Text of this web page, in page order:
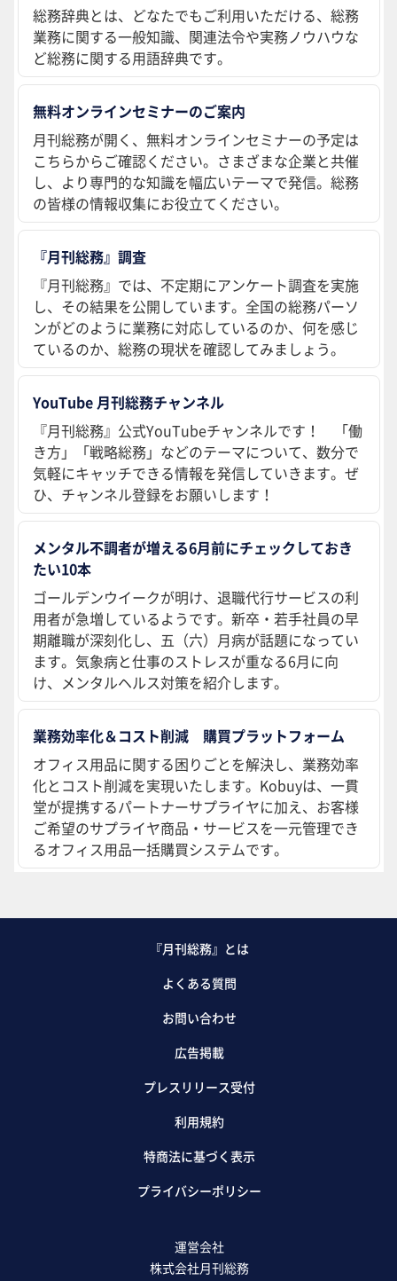
総務辞典とは、どなたでもご利用いただける、総務
業務に関する一般知識、関連法令や実務ノウハウな
ど総務に関する用語辞典です。
無料オンラインセミナーのご案内
月刊総務が開く、無料オンラインセミナーの予定は
こちらからご確認ください。さまざまな企業と共催
し、より専門的な知識を幅広いテーマで発信。総務
の皆様の情報収集にお役立てください。
『月刊総務』調査
『月刊総務』では、不定期にアンケート調査を実施
し、その結果を公開しています。全国の総務パーソ
ンがどのように業務に対応しているのか、何を感じ
ているのか、総務の現状を確認してみましょう。
YouTube 月刊総務チャンネル
『月刊総務』公式YouTubeチャンネルです！ 「働
き方」「戦略総務」などのテーマについて、数分で
気軽にキャッチできる情報を発信していきます。ぜ
ひ、チャンネル登録をお願いします！
メンタル不調者が増える6月前にチェックしておき
たい10本
ゴールデンウイークが明け、退職代行サービスの利
用者が急増しているようです。新卒・若手社員の早
期離職が深刻化し、五（六）月病が話題になってい
ます。気象病と仕事のストレスが重なる6月に向
け、メンタルヘルス対策を紹介します。
業務効率化＆コスト削減 購買プラットフォーム
オフィス用品に関する困りごとを解決し、業務効率
化とコスト削減を実現いたします。Kobuyは、一貫
堂が提携するパートナーサプライヤに加え、お客様
ご希望のサプライヤ商品・サービスを一元管理でき
るオフィス用品一括購買システムです。
『月刊総務』とは
よくある質問
お問い合わせ
広告掲載
プレスリリース受付
利用規約
特商法に基づく表示
プライバシーポリシー
運営会社
株式会社月刊総務